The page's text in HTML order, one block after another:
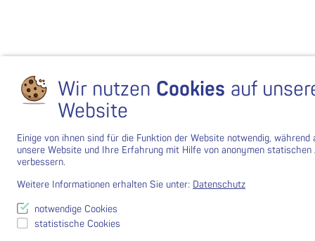
Wir nutzen Cookies auf
Website
Einige von ihnen sind für die Funktion der Website notwendig, während
unsere Website und Ihre Erfahrung mit Hilfe von anonymen statischen
verbessern.
Weitere Informationen erhalten Sie unter: Datenschutz
notwendige Cookies
statistische Cookies